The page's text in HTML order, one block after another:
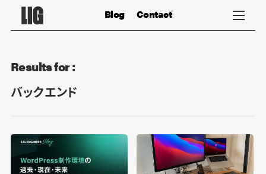
Contact
Blog
Results for :
バックエンド